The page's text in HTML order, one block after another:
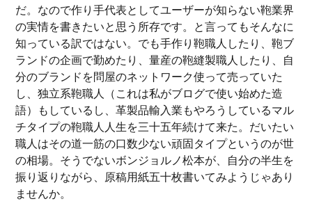
だ。なので作り手代表としてユーザーが知らない鞄業界
の実情を書きたいと思う所存です。と言ってもそんなに
知っている訳ではない。でも手作り鞄職人したり、鞄ブ
ランドの企画で勤めたり、量産の鞄縫製職人したり、自
分のブランドを問屋のネットワーク使って売っていた
し、独立系鞄職人（これは私がブログで使い始めた造
語）もしているし、革製品輸入業もやろうしているマル
チタイプの鞄職人人生を三十五年続けて来た。だいたい
職人はその道一筋の口数少ない頑固タイプというのが世
の相場。そうでないボンジョルノ松本が、自分の半生を
振り返りながら、原稿用紙五十枚書いてみようじゃあり
ませんか。